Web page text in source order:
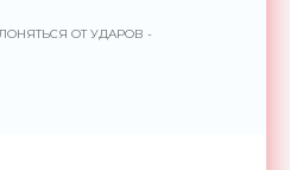
ОТ УДАРОВ -